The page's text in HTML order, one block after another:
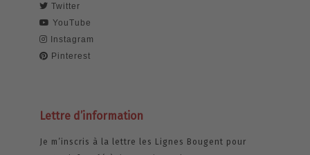
Twitter
YouTube
Instagram
Pinterest
Lettre d’information
Je m’inscris à la lettre les Lignes Bougent pour